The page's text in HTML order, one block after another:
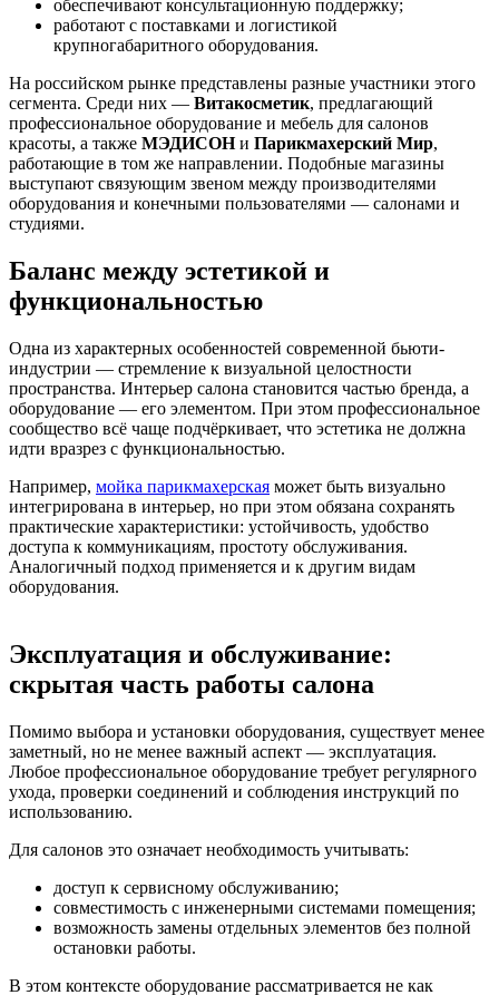
обеспечивают консультационную поддержку;
работают с поставками и логистикой
крупногабаритного оборудования.
На российском рынке представлены разные участники этого
сегмента. Среди них — Витакосметик, предлагающий
профессиональное оборудование и мебель для салонов
красоты, а также МЭДИСОНи Парикмахерский Мир,
работающие в том же направлении. Подобные магазины
выступают связующим звеном между производителями
оборудования и конечными пользователями — салонами и
студиями.
Баланс между эстетикой и
функциональностью
Одна из характерных особенностей современной бьюти-
индустрии — стремление к визуальной целостности
пространства. Интерьер салона становится частью бренда, а
оборудование — его элементом. При этом профессиональное
сообщество всё чаще подчёркивает, что эстетика не должна
идти вразрез с функциональностью.
Например, мойка парикмахерская может быть визуально
интегрирована в интерьер, но при этом обязана сохранять
практические характеристики: устойчивость, удобство
доступа к коммуникациям, простоту обслуживания.
Аналогичный подход применяется и к другим видам
оборудования.
Эксплуатация и обслуживание:
скрытая часть работы салона
Помимо выбора и установки оборудования, существует менее
заметный, но не менее важный аспект — эксплуатация.
Любое профессиональное оборудование требует регулярного
ухода, проверки соединений и соблюдения инструкций по
использованию.
Для салонов это означает необходимость учитывать:
доступ к сервисному обслуживанию;
совместимость с инженерными системами помещения;
возможность замены отдельных элементов без полной
остановки работы.
В этом контексте оборудование рассматривается не как